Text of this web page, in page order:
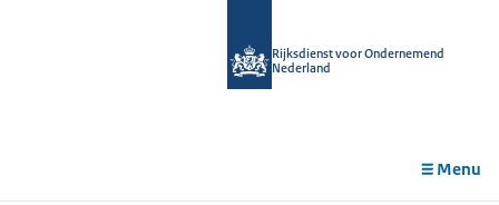
Rijksdienst voor Ondernemend
Nederland
Menu